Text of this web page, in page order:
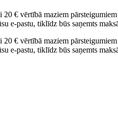
€ vērtībā maziem
e-pastu, tiklīdz būs saņemts
€ vērtībā maziem
e-pastu, tiklīdz būs saņemts